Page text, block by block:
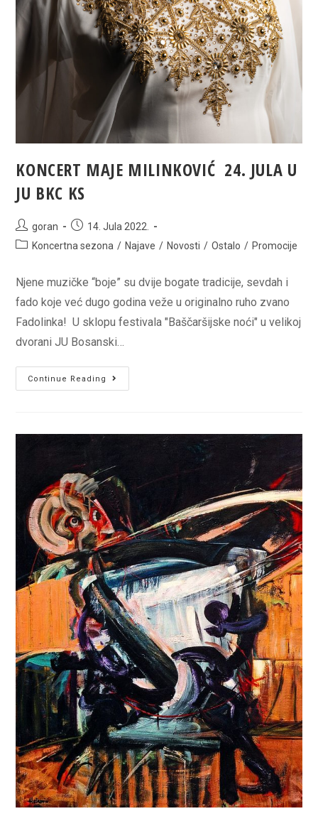
2022.
KONCERT MAJE MILINKOVIĆ 24. JULA U
JU BKC KS
Post
author:
goran
Post14. Jula 2022.
PostKoncertna sezona / Najave / Novosti / Ostalo / Promocije
Njene muzičke “boje” su dvije bogate tradicije, sevdah i
fado koje već dugo godina veže u originalno ruho zvano
Fadolinka! U sklopu festivala "Baščaršijske noći" u velikoj
dvorani JU Bosanski…
Continue Reading
MAJE
BKC
KS